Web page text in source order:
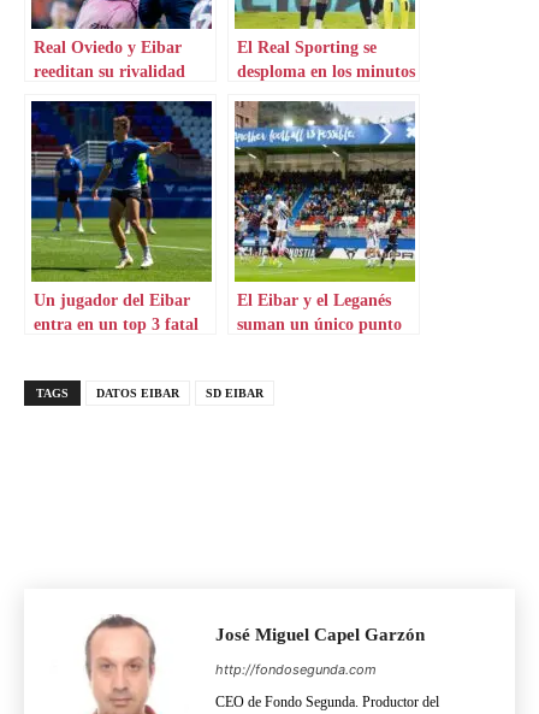
Real Oviedo y Eibar
reeditan su rivalidad
El Real Sporting se
desploma en los minutos
Un jugador del Eibar
entra en un top 3 fatal
El Eibar y el Leganés
suman un único punto
TAGS DATOS EIBAR SD EIBAR
José Miguel Capel Garzón
http://fondosegunda.com
CEO de Fondo Segunda. Productor del